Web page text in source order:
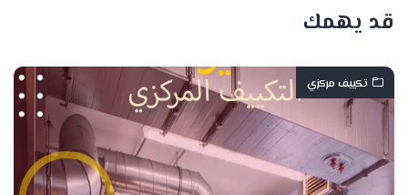
قد يهمك
تكييف مركزي